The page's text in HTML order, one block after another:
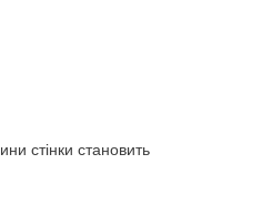
стінки становить